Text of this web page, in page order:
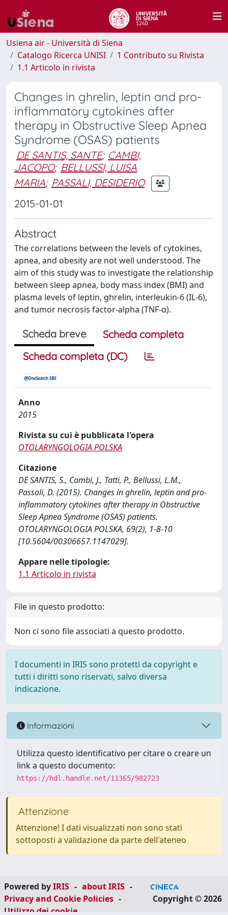
Usiena air - Università di Siena
Catalogo Ricerca UNISI
1 Contributo su Rivista
1.1 Articolo in rivista
Changes in ghrelin, leptin and pro-
inflammatory cytokines after
therapy in Obstructive Sleep Apnea
Syndrome (OSAS) patients
DE SANTIS, SANTE; CAMBI,
JACOPO; BELLUSSI, LUISA
MARIA; PASSALI, DESIDERIO
2015-01-01
Abstract
The correlations between the levels of cytokines,
apnea, and obesity are not well understood. The
aim of this study was to investigate the relationship
between sleep apnea, body mass index (BMI) and
plasma levels of leptin, ghrelin, interleukin-6 (IL-6),
and tumor necrosis factor-alpha (TNF-α).
Scheda breve
Scheda completa
Scheda completa (DC)
Anno
2015
Rivista su cui è pubblicata l'opera
OTOLARYNGOLOGIA POLSKA
Citazione
DE SANTIS, S., Cambi, J., Tatti, P., Bellussi, L.M.,
Passali, D. (2015). Changes in ghrelin, leptin and pro-
inflammatory cytokines after therapy in Obstructive
Sleep Apnea Syndrome (OSAS) patients.
OTOLARYNGOLOGIA POLSKA, 69(2), 1-8-10
[10.5604/00306657.1147029].
Appare nelle tipologie:
1.1 Articolo in rivista
File in questo prodotto:
Non ci sono file associati a questo prodotto.
I documenti in IRIS sono protetti da copyright e
tutti i diritti sono riservati, salvo diversa
indicazione.
Informazioni
Utilizza questo identificativo per citare o creare un
link a questo documento:
https://hdl.handle.net/11365/982723
Attenzione
Attenzione! I dati visualizzati non sono stati
sottoposti a validazione da parte dell'ateneo
Powered byIRIS - about IRIS -
Privacy and Cookie Policies -
Utilizzo dei cookie
Copyright © 2026